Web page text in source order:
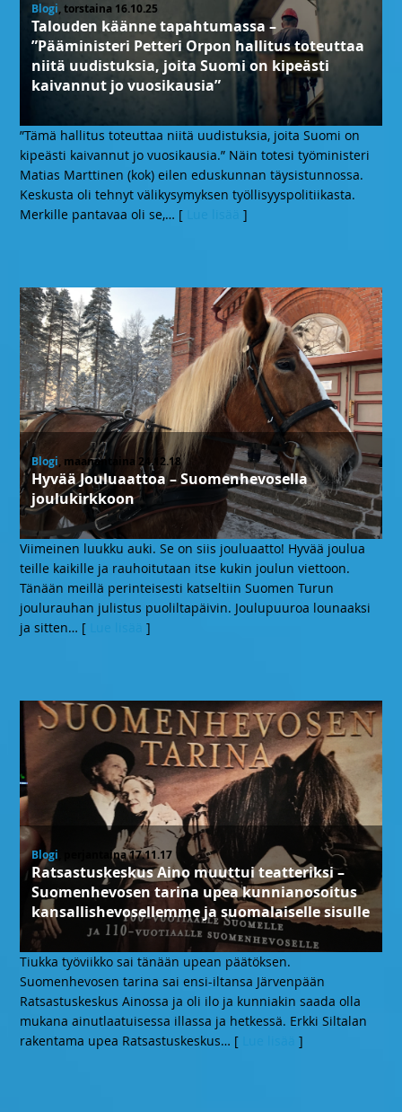
Blogi, torstaina 16.10.25
Talouden käänne tapahtumassa –
”Pääministeri Petteri Orpon hallitus toteuttaa
niitä uudistuksia, joita Suomi on kipeästi
kaivannut jo vuosikausia”
”Tämä hallitus toteuttaa niitä uudistuksia, joita Suomi on
kipeästi kaivannut jo vuosikausia.” Näin totesi työministeri
Matias Marttinen (kok) eilen eduskunnan täysistunnossa.
Keskusta oli tehnyt välikysymyksen työllisyyspolitiikasta.
Merkille pantavaa oli se,… [ ]
Blogi, maanantaina 24.12.18
Hyvää Jouluaattoa – Suomenhevosella
joulukirkkoon
Viimeinen luukku auki. Se on siis jouluaatto! Hyvää joulua
teille kaikille ja rauhoitutaan itse kukin joulun viettoon.
Tänään meillä perinteisesti katseltiin Suomen Turun
joulurauhan julistus puoliltapäivin. Joulupuuroa lounaaksi
ja sitten… [ ]
Blogi , perjantaina 17.11.17
Ratsastuskeskus Aino muuttui teatteriksi –
Suomenhevosen tarina upea kunnianosoitus
kansallishevosellemme ja suomalaiselle sisulle
Tiukka työviikko sai tänään upean päätöksen.
Suomenhevosen tarina sai ensi-iltansa Järvenpään
Ratsastuskeskus Ainossa ja oli ilo ja kunniakin saada olla
mukana ainutlaatuisessa illassa ja hetkessä. Erkki Siltalan
rakentama upea Ratsastuskeskus… [ ]